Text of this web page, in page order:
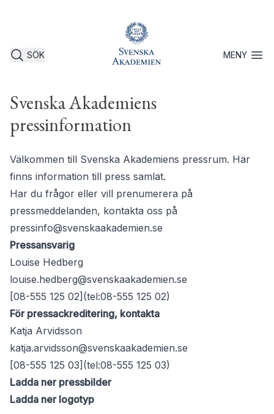
SÖK MENYÖppna
Svenska Akademiens
pressinformation
Välkommen till Svenska Akademiens pressrum. Här
finns information till press samlat.
Har du frågor eller vill prenumerera på
pressmeddelanden, kontakta oss på
pressinfo@svenskaakademien.se
Pressansvarig
Louise Hedberg
louise.hedberg@svenskaakademien.se
[08-555 125 02](tel:08-555 125 02)
För pressackreditering, kontakta
Katja Arvidsson
katja.arvidsson@svenskaakademien.se
[08-555 125 03](tel:08-555 125 03)
Ladda ner pressbilder
Ladda ner logotyp